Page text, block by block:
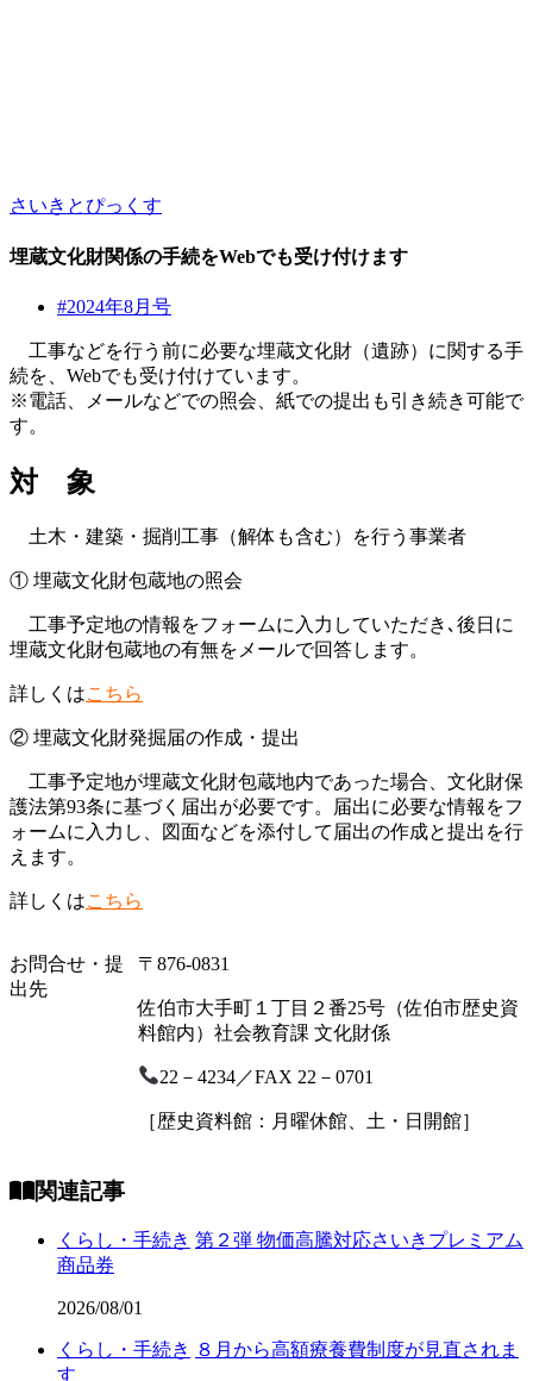
さいきとぴっくす
埋蔵文化財関係の手続をWebでも受け付けます
#2024年8月号
工事などを行う前に必要な埋蔵文化財（遺跡）に関する手
続を、Webでも受け付けています。
※電話、メールなどでの照会、紙での提出も引き続き可能で
す。
対 象
土木・建築・掘削工事（解体も含む）を行う事業者
① 埋蔵文化財包蔵地の照会
工事予定地の情報をフォームに入力していただき､後日に
埋蔵文化財包蔵地の有無をメールで回答します。
詳しくはこちら
② 埋蔵文化財発掘届の作成・提出
工事予定地が埋蔵文化財包蔵地内であった場合、文化財保
護法第93条に基づく届出が必要です。届出に必要な情報をフ
ォームに入力し、図面などを添付して届出の作成と提出を行
えます。
詳しくはこちら
お問合せ・提
出先
〒876-0831
佐伯市大手町１丁目２番25号（佐伯市歴史資
料館内）社会教育課 文化財係
22－4234／FAX 22－0701
［歴史資料館：月曜休館、土・日開館］
関連記事
くらし・手続き 第２弾 物価高騰対応さいきプレミアム
商品券
2026/08/01
くらし・手続き ８月から高額療養費制度が見直されま
す